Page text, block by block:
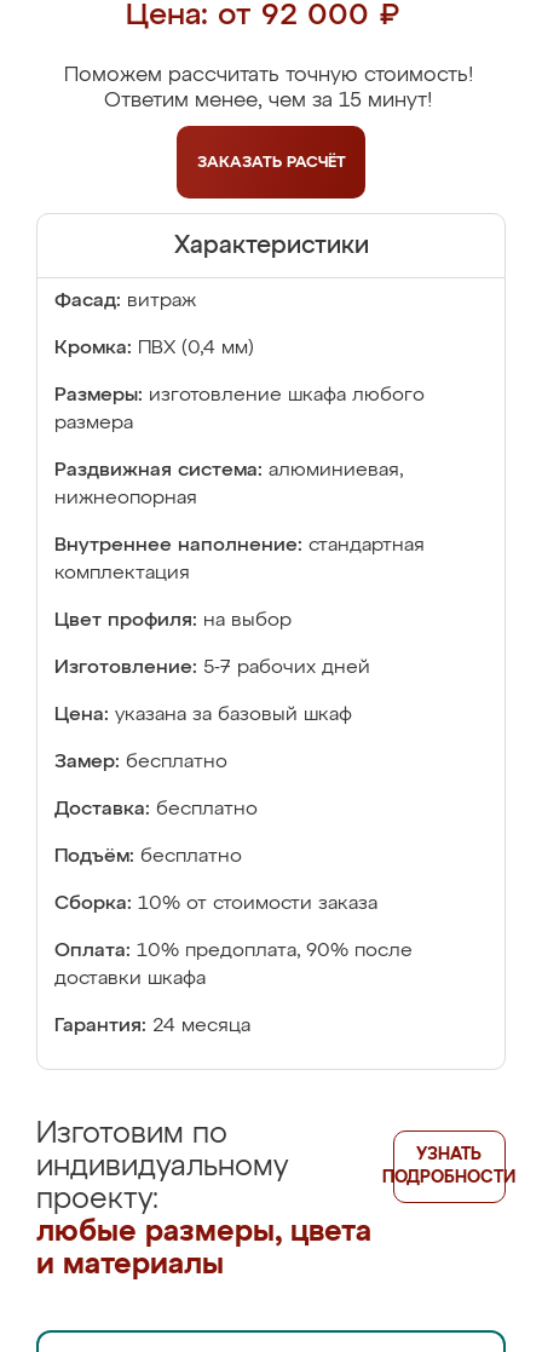
Цена: от 92 000 ₽
Поможем рассчитать точную стоимость!
Ответим менее, чем за 15 минут!
ЗАКАЗАТЬ РАСЧЁТ
Характеристики
Фасад: витраж
Кромка: ПВХ (0,4 мм)
Размеры: изготовление шкафа любого
размера
Раздвижная система: алюминиевая,
нижнеопорная
Внутреннее наполнение: стандартная
комплектация
Цвет профиля: на выбор
Изготовление: 5-7 рабочих дней
Цена: указана за базовый шкаф
Замер: бесплатно
Доставка: бесплатно
Подъём: бесплатно
Сборка: 10% от стоимости заказа
Оплата: 10% предоплата, 90% после
доставки шкафа
Гарантия: 24 месяца
Изготовим по
индивидуальному
проекту:
любые размеры, цвета
и материалы
УЗНАТЬ
ПОДРОБНОСТИ